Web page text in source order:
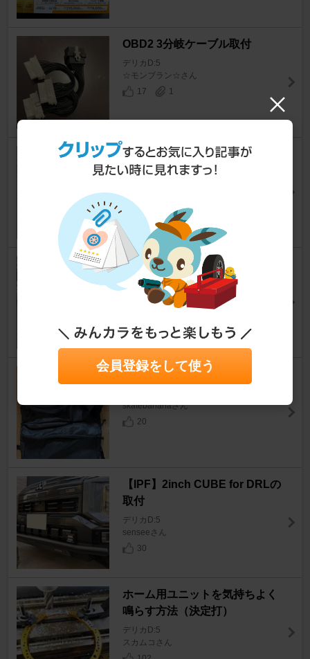
OBD2 3分岐ケーブル取付
デリカD:5
☆モンブラン☆さん
17
1
電動テールゲートキット取付
デリカD:5
グリルマーカー取付
デリカD:5
ゲンズさん
3列目窓収納 自作
skatebananaさん
20
【IPF】2inch CUBE for DRLの
取付
デリカD:5
senseeさん
30
ホーム用ユニットを気持ちよく
鳴らす方法（決定打）
デリカD:5
スカムコさん
会員登録をして使う